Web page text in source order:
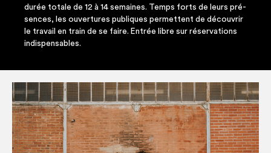
durée totale de 12 à 14 semaines. Temps forts de leurs pré­
sences, les ouver­tures publiques per­mettent de décou­vrir
le tra­vail en train de se faire. Entrée libre sur réser­va­tions
indispensables.